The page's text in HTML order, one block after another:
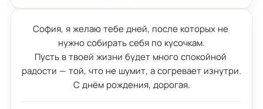
София, я желаю тебе дней, после которых не
нужно собирать себя по кусочкам.
Пусть в твоей жизни будет много спокойной
радости — той, что не шумит, а согревает изнутри.
С днём рождения, дорогая.